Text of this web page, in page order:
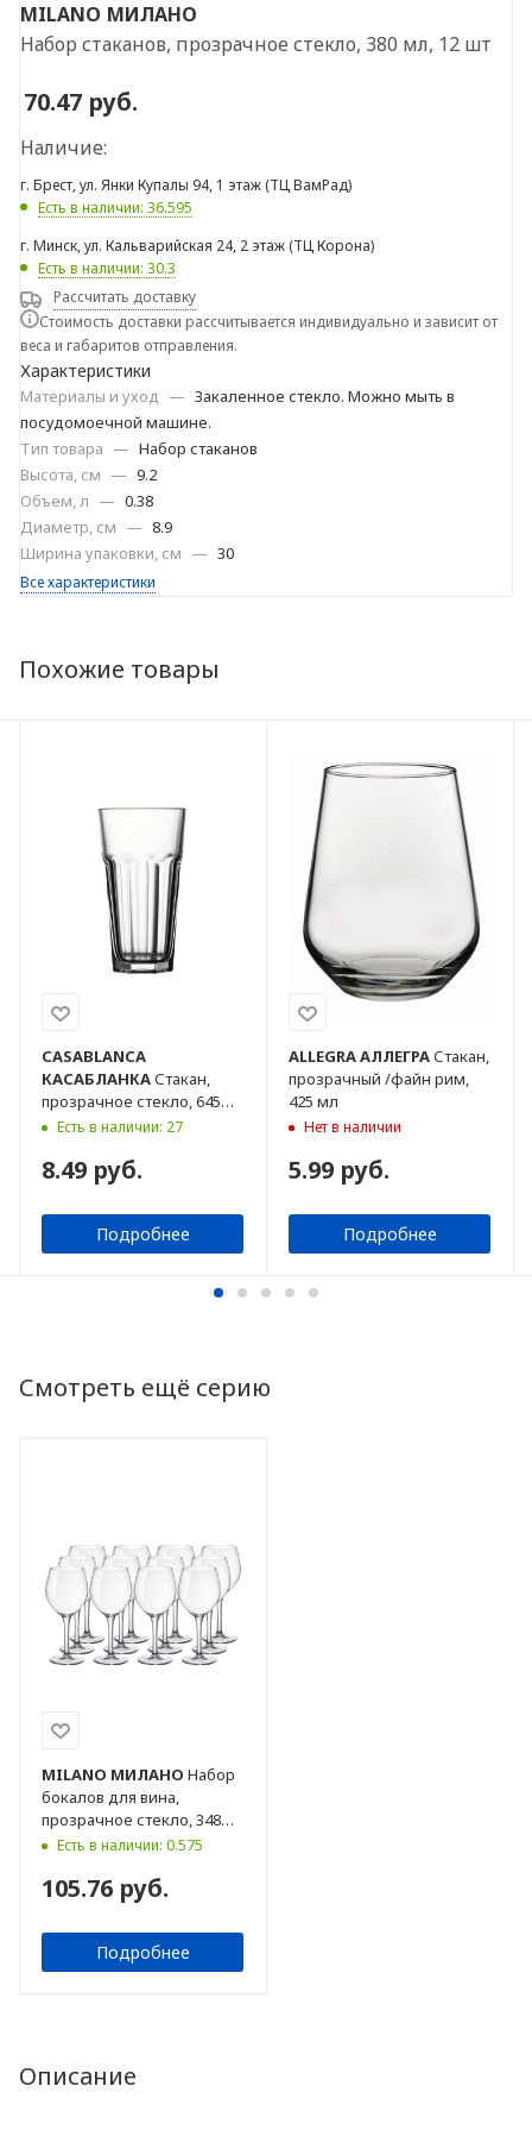
MILANO МИЛАНО
Набор стаканов, прозрачное стекло, 380 мл, 12 шт
70.47 руб.
Наличие:
г. Брест, ул. Янки Купалы 94, 1 этаж (ТЦ ВамРад)
Есть в наличии: 36.595
г. Минск, ул. Кальварийская 24, 2 этаж (ТЦ Корона)
Есть в наличии: 30.3
Рассчитать доставку
Стоимость доставки рассчитывается индивидуально и зависит от
веса и габаритов отправления.
Характеристики
Материалы и уход — Закаленное стекло. Можно мыть в
посудомоечной машине.
Тип товара — Набор стаканов
Высота, см — 9.2
Объем, л — 0.38
Диаметр, см — 8.9
Ширина упаковки, см — 30
Все характеристики
Похожие товары
CASABLANCA
КАСАБЛАНКАСтакан,
прозрачное стекло, 645
млЕсть в наличии: 27
8.49 руб.
Подробнее
ALLEGRAАЛЛЕГРАСтакан,
прозрачный /файн рим,
425 мл
Нет в наличии
5.99 руб.
Подробнее
Смотреть ещё серию
MILANO МИЛАНО Набор
бокалов для вина,
прозрачное стекло, 348
мл, 12 шт
Есть в наличии: 0.575
105.76 руб.
Подробнее
Описание